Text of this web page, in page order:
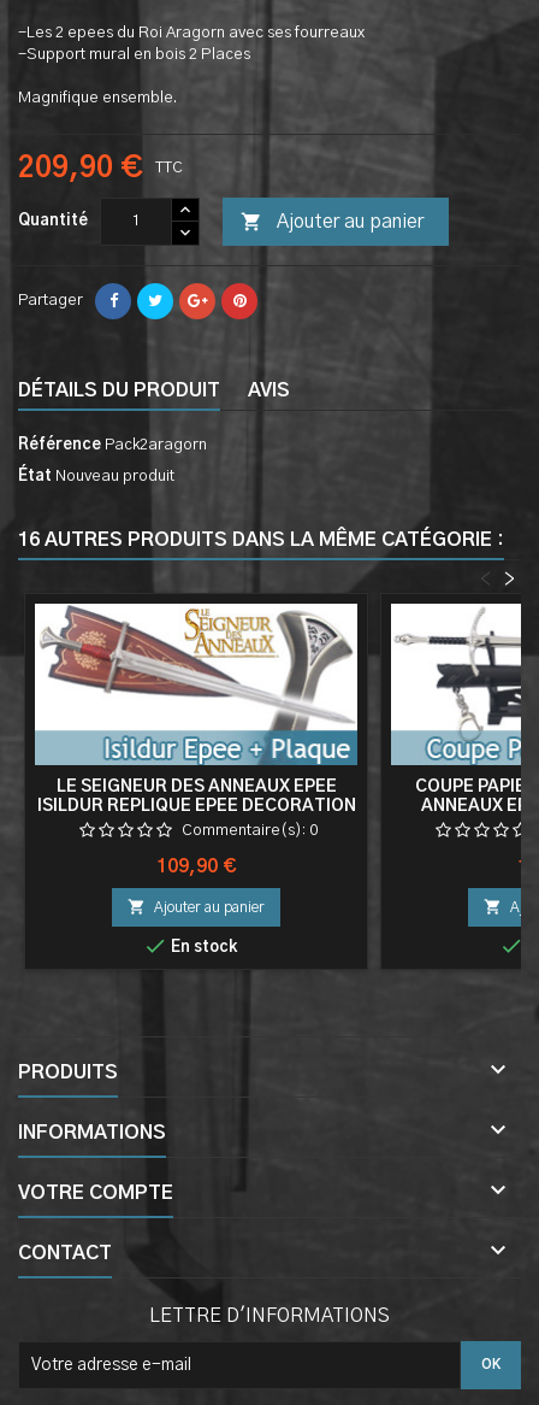
-Les 2 epees du Roi Aragorn avec ses fourreaux
-Support mural en bois 2 Places
Magnifique ensemble.
209,90 € TTC
Quantité  Ajouter au panier
Partager
DÉTAILS DU PRODUIT AVIS
Référence Pack2aragorn
État Nouveau produit
16 AUTRES PRODUITS DANS LA MÊME CATÉGORIE :
>
<
LE SEIGNEUR DES ANNEAUX EPEE
ISILDUR REPLIQUE EPEE DECORATION
Commentaire(s): 0
Prix
109,90 €
 Ajouter au panier
 En stock
COUPE
ANNEAUX
GANDALF


PRODUITS 
INFORMATIONS 
VOTRE COMPTE 
CONTACT 
LETTRE D'INFORMATIONS